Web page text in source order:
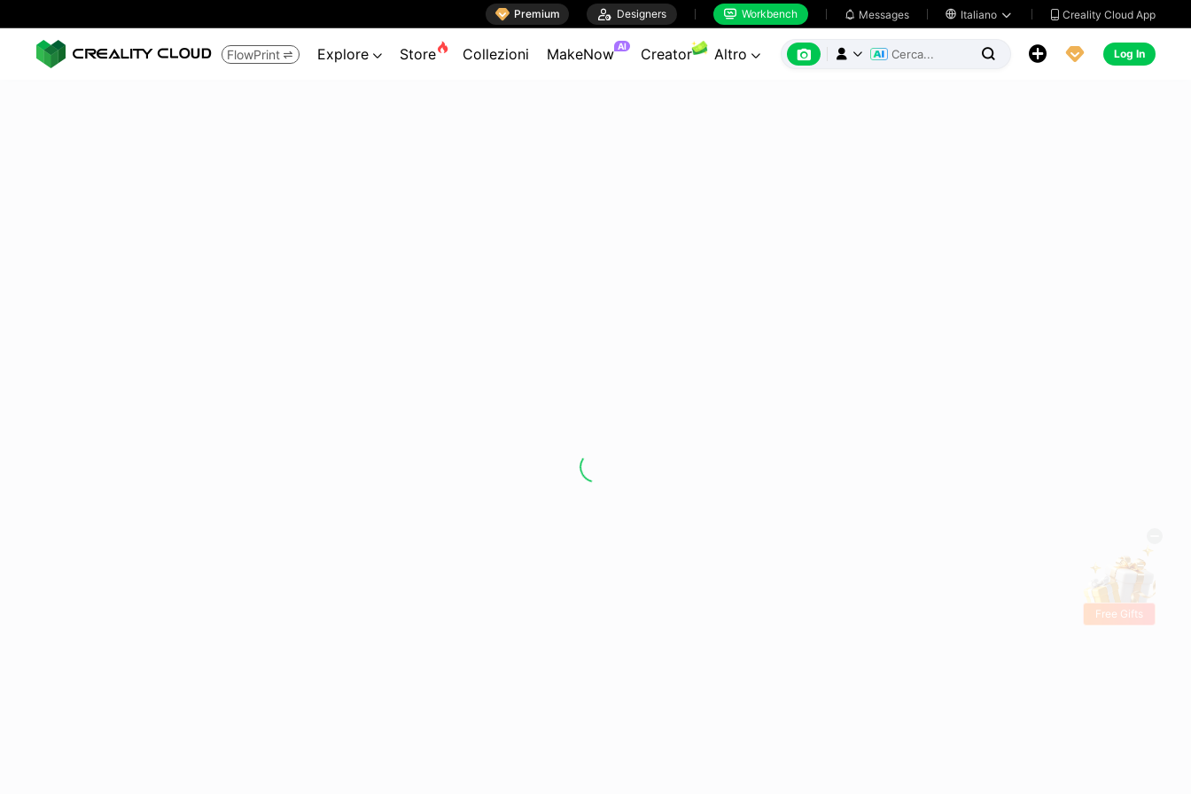
 Premium  Designers  Workbench  Messages  Italiano   Creality Cloud App
FlowPrint  Explore  Store Collezioni MakeNow AI Creator Altro        Log In
Free Gifts